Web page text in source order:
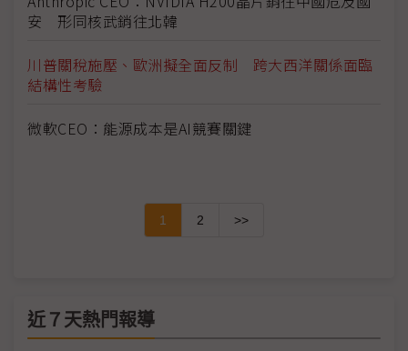
安 形同核武銷往北韓
川普關稅施壓、歐洲擬全面反制 跨大西洋關係面臨
結構性考驗
微軟CEO：能源成本是AI競賽關鍵
1 2 >>
近７天熱門報導